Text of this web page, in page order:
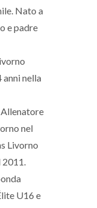
Nato a
e padre
nella
nel
Livorno
2011.
U16 e